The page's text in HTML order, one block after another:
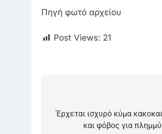
Πηγή φωτό αρχείου
Post Views: 21
άρθρων
Έρχεται ισχυρό κύμα
και φόβος για
Ο Παναγιώτης
«τιμόνι» του